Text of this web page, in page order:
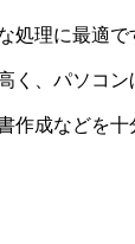
処理に最適
く、パソコン
作成などを